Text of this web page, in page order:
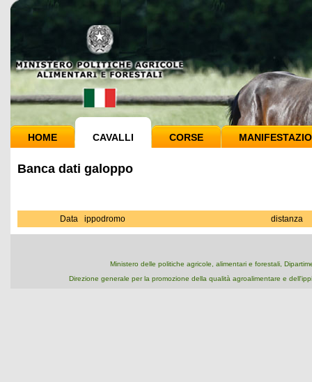
HOME CAVALLI CORSE
Banca dati galoppo
Data ippodromo distanza
Ministero delle politiche agricole, alimentari e forestali,
Direzione generale per la promozione della qualità agroalimentare e